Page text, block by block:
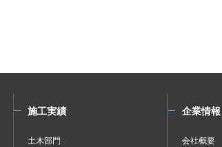
施工実績
土木部門
企業情報
会社概要